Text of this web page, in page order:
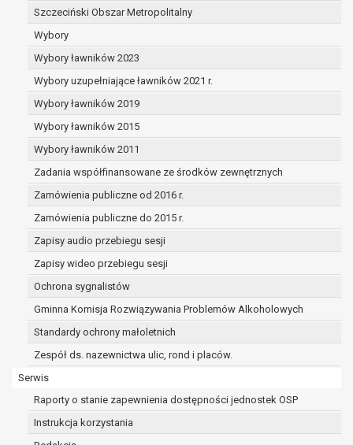
Szczeciński Obszar Metropolitalny
Wybory
Wybory ławników 2023
Wybory uzupełniające ławników 2021 r.
Wybory ławników 2019
Wybory ławników 2015
Wybory ławników 2011
Zadania współfinansowane ze środków zewnętrznych
Zamówienia publiczne od 2016 r.
Zamówienia publiczne do 2015 r.
Zapisy audio przebiegu sesji
Zapisy wideo przebiegu sesji
Ochrona sygnalistów
Gminna Komisja Rozwiązywania Problemów Alkoholowych
Standardy ochrony małoletnich
Zespół ds. nazewnictwa ulic, rond i placów.
Serwis
Raporty o stanie zapewnienia dostępności jednostek OSP
Instrukcja korzystania
przetwarzania danych i nie ma innej
podstawy prawnej przetwarzania
dane osobowe przetwarzane są
niezgodnie z prawem,
dane osobowe muszą być usunięte w
celu wywiązania się z obowiązku
wynikającego z przepisów prawa;
prawo do żądania ograniczenia
przetwarzania danych osobowych na
podstawie art. 18 RODO, w przypadku gdy:
osoba, której dane dotyczą
kwestionuje prawidłowość danych
osobowych – na okres pozwalający
administratorowi sprawdzić
prawidłowość tych danych,
przetwarzanie danych jest niezgodne
z prawem, a osoba, której dane
dotyczą, sprzeciwia się usunięciu
danych, żądając w zamian ich
ograniczenia,
której dane dotyczą, potrzebuje ich do
ustalenia, obrony lub dochodzenia